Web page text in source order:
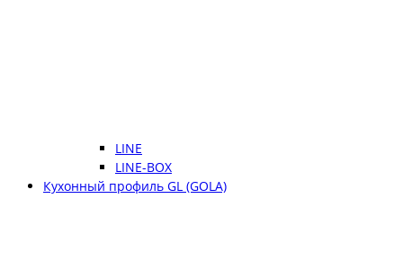
LINE
LINE-BOX
Кухонный профиль GL (GOLA)